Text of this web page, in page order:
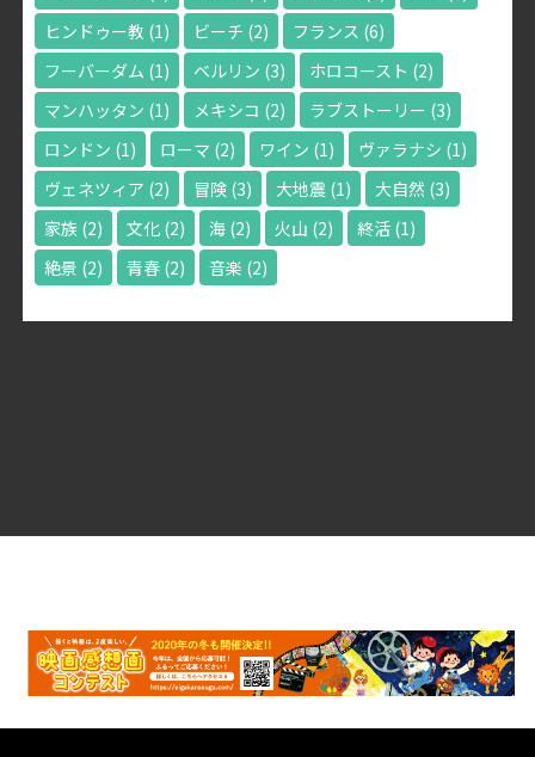
ヒンドゥー教 (1) ビーチ (2) フランス (6)
フーバーダム (1) ベルリン (3) ホロコースト (2)
マンハッタン (1) メキシコ (2) ラブストーリー (3)
ロンドン (1) ローマ (2) ワイン (1) ヴァラナシ (1)
ヴェネツィア (2) 冒険(3) 大地震(1) 大自然 (3)
家族 (2) 文化(2) 海(2) 火山 (2) 終活(1)
絶景 (2) 青春(2) 音楽 (2)